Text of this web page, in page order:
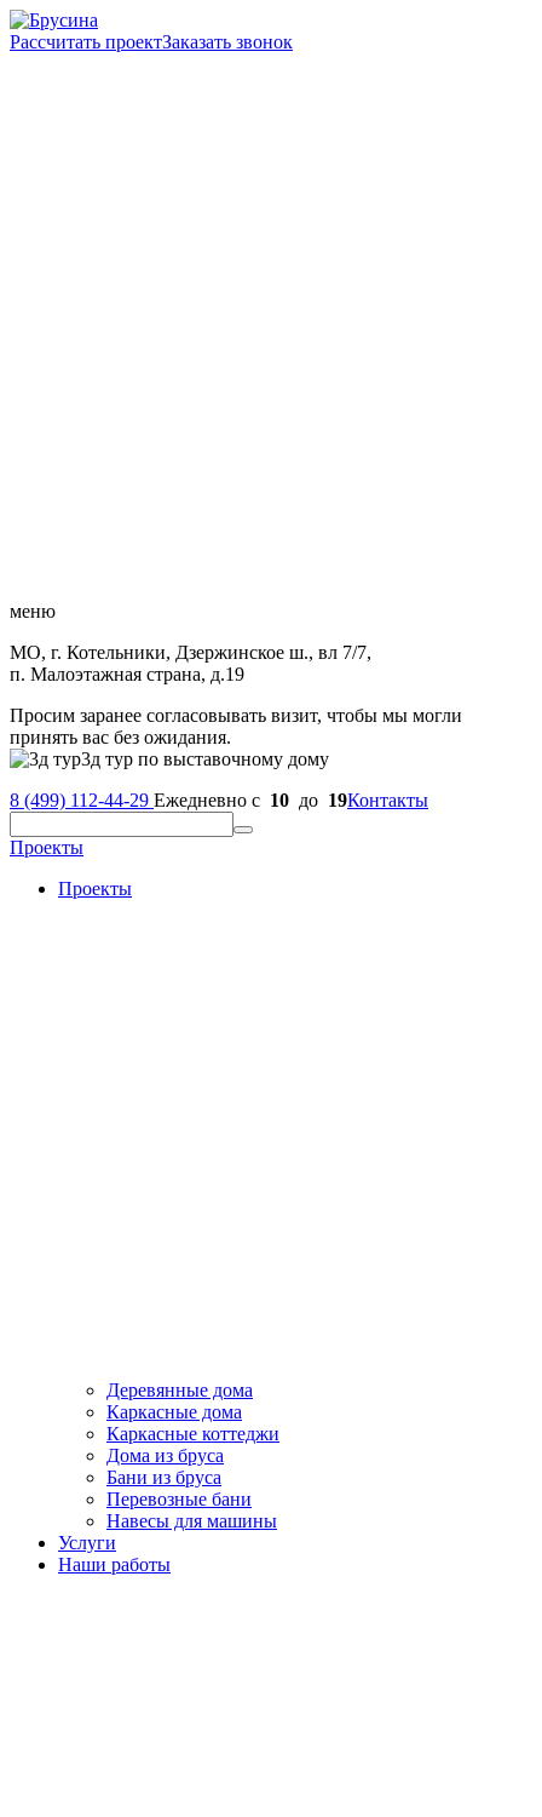
Рассчитать проектЗаказать звонок
меню
МО, г. Котельники, Дзержинское ш., вл 7/7,
п. Малоэтажная страна, д.19
Просим заранее согласовывать визит, чтобы мы могли
принять вас без ожидания.
3д тур по выставочному дому
8 (499) 112-44-29 Ежедневно с 10 до 19Контакты
Проекты
Проекты
Деревянные дома
Каркасные дома
Каркасные коттеджи
Дома из бруса
Бани из бруса
Перевозные бани
Навесы для машины
Услуги
Наши работы